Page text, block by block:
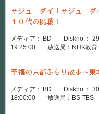
＃ジューダイ「＃ジュー
１０代の挑戦！」
メディア： BD Diskno.：
19:25:00 放送局：NHK教育
至福の京都ふらり散歩～
メディア： BD Diskno.：
18:00:00 放送局：BS-TBS